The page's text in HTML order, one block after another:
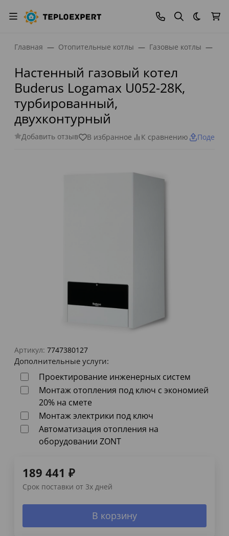
Темная
Главная Отопительные котлы Газовые котлы
Настенный газовый котел
Buderus Logamax U052-28K,
турбированный,
двухконтурный
Добавить отзыв В избранное К сравнению
Артикул: 7747380127
Дополнительные услуги:
Проектирование инженерных систем
Монтаж отопления под ключ с экономией
20% на смете
Монтаж электрики под ключ
Автоматизация отопления на
оборудовании ZONT
189 441 ₽
Срок поставки от 3х дней
В корзину